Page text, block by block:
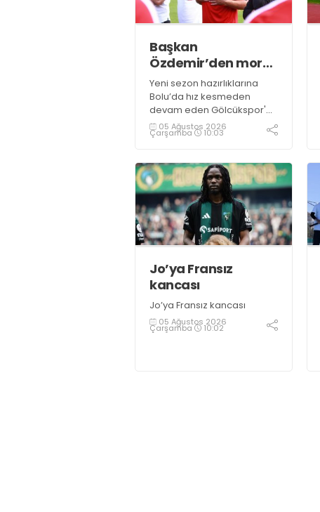
Başkan
Özdemir’den moral
ziyareti
Yeni sezon hazırlıklarına
Bolu’da hız kesmeden
devam eden Gölcükspor'a,
Kulüp Başkanı Kadir
Özdemir ve Başkan
tarafından sürpriz bir moral
ziyareti gerçekleştirildi
05 Ağustos 2026
Çarşamba 10:03
Jo’ya Fransız
kancası
Jo’ya Fransız kancası
05 Ağustos 2026
Çarşamba 10:02